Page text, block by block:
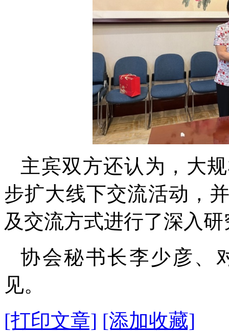
主宾双方还认为，大
步扩大线下交流活动，
及交流方式进行了深入
协会秘书长李少彦、
见。
[打印文章] [添加收藏]